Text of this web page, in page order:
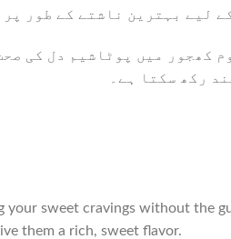
لیے بہترین ناشتے کے طور پر
کھجور میں پوٹاشیم دل کی
رکھ سکتا ہے۔
your sweet cravings without the
them a rich, sweet flavor.